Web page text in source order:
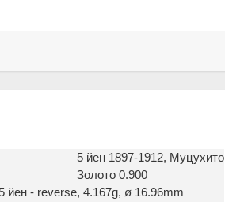
5 йен 1897-1912, Муцухито
Золото 0.900
, 4.167g, ø 16.96mm